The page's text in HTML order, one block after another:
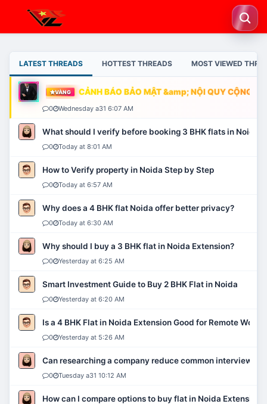
LATEST THREADS HOTTEST THREADS MOST VIEWED
VÀNG CẢNH BÁO BẢO MẬT &amp; NỘI QUY CỘNG
0 Wednesday a31 6:07 AM
What should I verify before booking 3 BHK flats in Noida?
0 Today at 8:01 AM
How to Verify property in Noida Step by Step
0 Today at 6:57 AM
Why does a 4 BHK flat Noida offer better privacy?
0 Today at 6:30 AM
Why should I buy a 3 BHK flat in Noida Extension?
0 Yesterday at 6:25 AM
Smart Investment Guide to Buy 2 BHK Flat in Noida
0 Yesterday at 6:20 AM
Is a 4 BHK Flat in Noida Extension Good for Remote Work?
0 Yesterday at 5:26 AM
Can researching a company reduce common interview
0 Tuesday a31 10:12 AM
How can I compare options to buy flat in Noida Extension?